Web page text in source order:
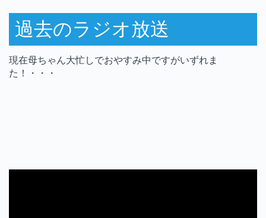
過去のラジオ放送
現在母ちゃん大忙しでおやすみ中ですがいずれま
た！・・・